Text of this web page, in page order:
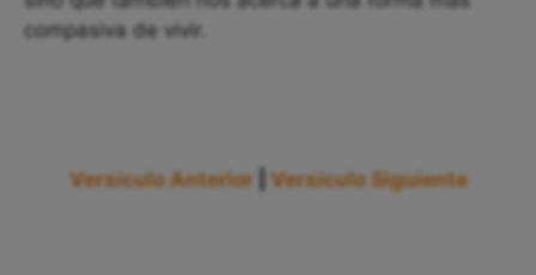
compasiva de vivir.
Versículo Anterior Versículo Siguiente